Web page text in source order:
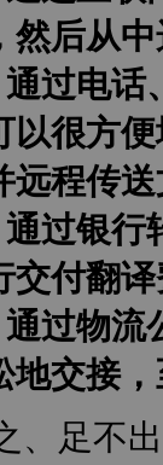
然后从
通过电话
以很方
远程传
通过银行
交付翻
通过物流
地交接
足不出